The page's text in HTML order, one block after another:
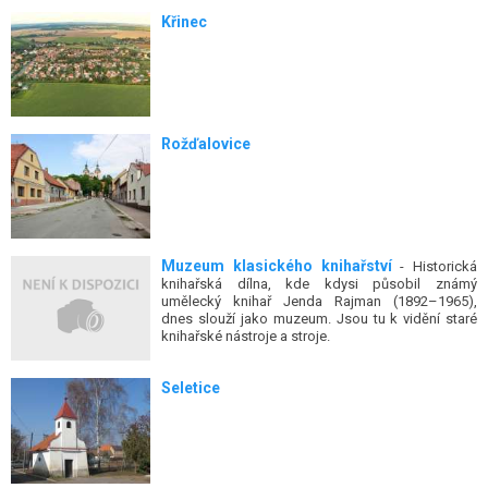
Křinec
Rožďalovice
Muzeum klasického knihařství - Historická
knihařská dílna, kde kdysi působil známý
umělecký knihař Jenda Rajman (1892–1965),
dnes slouží jako muzeum. Jsou tu k vidění staré
knihařské nástroje a stroje.
Seletice